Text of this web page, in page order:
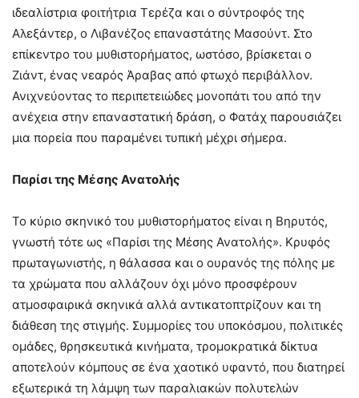
ιδεαλίστρια φοιτήτρια Τερέζα και ο σύντροφός της
Αλεξάντερ, ο Λιβανέζος επαναστάτης Μασούντ. Στο
επίκεντρο του μυθιστορήματος, ωστόσο, βρίσκεται ο
Ζιάντ, ένας νεαρός Άραβας από φτωχό περιβάλλον.
Ανιχνεύοντας το περιπετειώδες μονοπάτι του από την
ανέχεια στην επαναστατική δράση, ο Φατάχ παρουσιάζει
μια πορεία που παραμένει τυπική μέχρι σήμερα.
Παρίσι της Μέσης Ανατολής
Το κύριο σκηνικό του μυθιστορήματος είναι η Βηρυτός,
γνωστή τότε ως «Παρίσι της Μέσης Ανατολής». Κρυφός
πρωταγωνιστής, η θάλασσα και ο ουρανός της πόλης με
τα χρώματα που αλλάζουν όχι μόνο προσφέρουν
ατμοσφαιρικά σκηνικά αλλά αντικατοπτρίζουν και τη
διάθεση της στιγμής. Συμμορίες του υποκόσμου, πολιτικές
ομάδες, θρησκευτικά κινήματα, τρομοκρατικά δίκτυα
αποτελούν κόμπους σε ένα χαοτικό υφαντό, που διατηρεί
εξωτερικά τη λάμψη των παραλιακών πολυτελών